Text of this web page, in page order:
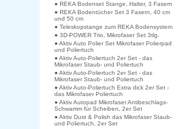
● REKA Bodenset Stange, Halter, 3 Fasern
● REKA Bodentücher Set 3 Fasern, 40 cm
und 50 cm
● Teleskopstange zum REKA Bodensystem
● 3D-POWER Trio, Mikrofaser Set 3tlg.
● Aktiv Auto Polier Set Mikrofaser Polierpad
und Poliertuch
● Aktiv Auto-Poliertuch 2er Set - das
Mikrofaser Staub- und Poliertuch
● Aktiv Auto-Poliertuch 2er Set - das
Mikrofaser Staub- und Poliertuch
● Aktiv Auto-Poliertuch Extra dick 2er Set -
das Mikrofaser Poliertuch
● Aktiv Autopad Mikrofaser Antibeschlags-
Schwamm für Scheiben, 2er Set
● Aktiv Dust & Polish das Mikrofaser Staub-
und Poliertuch, 2er Set